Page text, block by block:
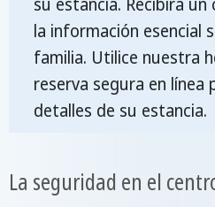
la información esencial
familia. Utilice nuestra
reserva segura en línea
detalles de su estancia.
La seguridad en el